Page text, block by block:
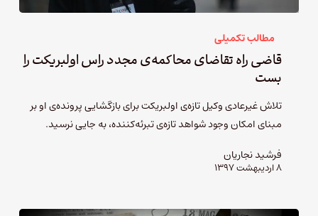
مطالب تکمیلی
قاضی راه تقاضای محاکمه‌ی مجدد راس اولبریکت را
بست
تلاش غیرعادی وکیل تازه‌ی اولبریکت برای بازگشایی پرونده‌ی او بر
مبنای امکان وجود شواهد تازه‌ی تبرئه‌کننده‌، به جایی نرسید.
فرشید نجاریان
۸ اردیبهشت ۱۳۹۷